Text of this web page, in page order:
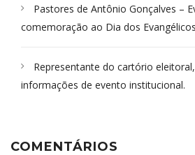
Pastores de Antônio Gonçalves –
comemoração ao Dia dos
Representante do cartório
informações de evento institucional.
COMENTÁRIOS